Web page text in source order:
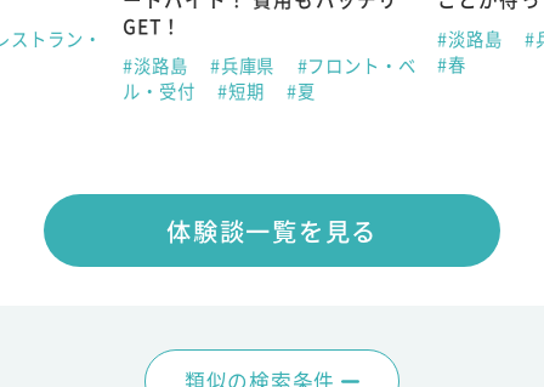
ストラン・
GET！
#淡路島 #兵庫県
#フロント・ベ
ル・受付
#短期 #夏
#淡路島
#
#春
体験談一覧を見る